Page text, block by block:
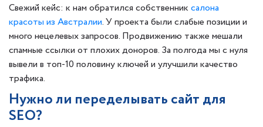
Свежий кейс: к нам обратился собственник салона
красоты из Австралии. У проекта были слабые позиции и
много нецелевых запросов. Продвижению также мешали
спамные ссылки от плохих доноров. За полгода мы с нуля
вывели в топ-10 половину ключей и улучшили качество
трафика.
Нужно ли переделывать сайт для
SEO?